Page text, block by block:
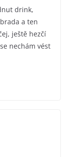
drink,
a ten
ještě hezčí
nechám vést